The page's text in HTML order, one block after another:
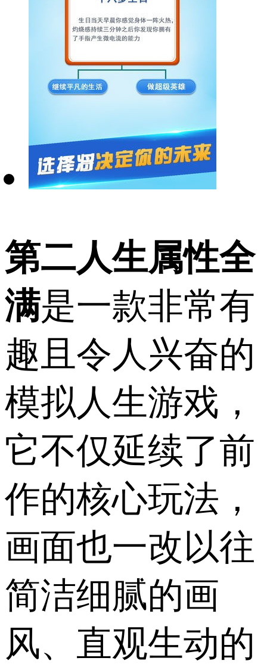
第二人生属性全
满是一款非常有
趣且令人兴奋的
模拟人生游戏，
它不仅延续了前
作的核心玩法，
画面也一改以往
简洁细腻的画
风、直观生动的